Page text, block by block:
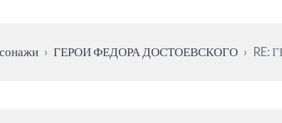
› ГЕРОИ ФЕДОРА ДОСТОЕВСКОГО › RE: